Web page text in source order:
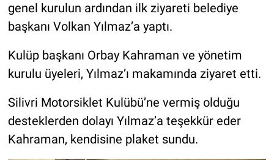
genel kurulun ardından ilk ziyareti belediye
başkanı Volkan Yılmaz’a yaptı.
Kulüp başkanı Orbay Kahraman ve yönetim
kurulu üyeleri, Yılmaz’ı makamında ziyaret etti.
Silivri Motorsiklet Kulübü’ne vermiş olduğu
desteklerden dolayı Yılmaz’a teşekkür eder
Kahraman, kendisine plaket sundu.